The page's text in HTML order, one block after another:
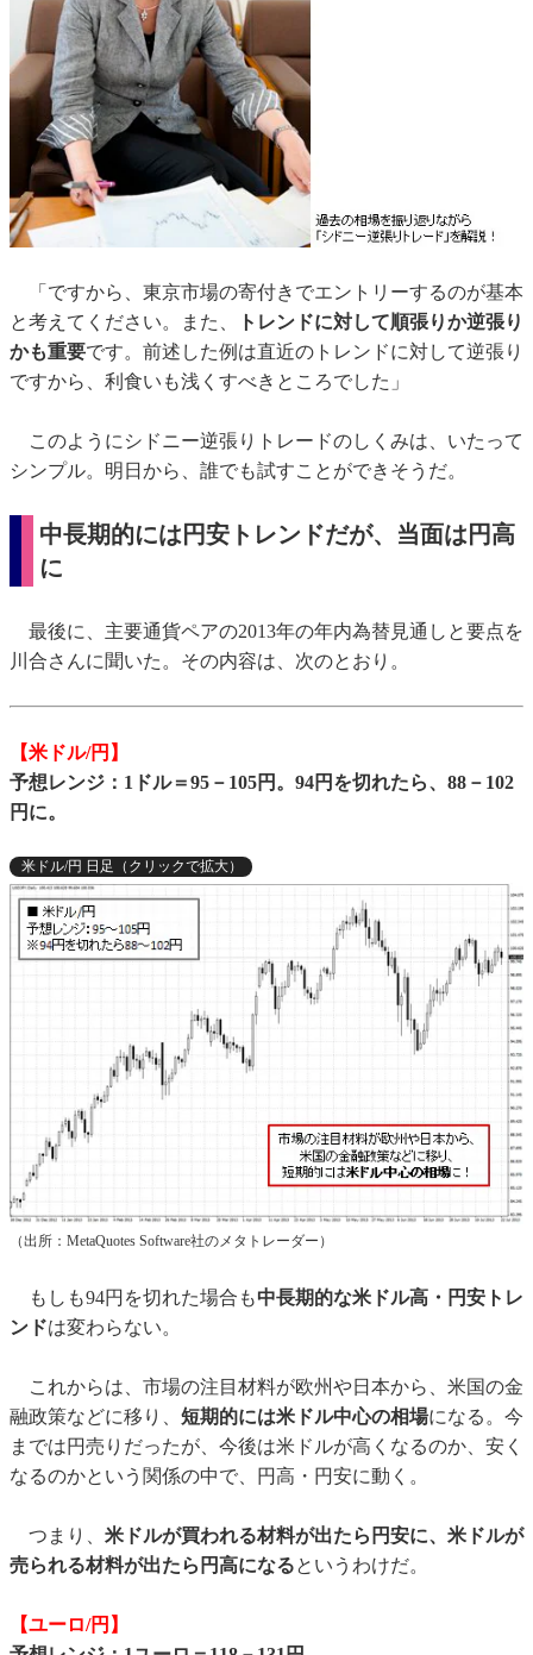
「ですから、東京市場の寄付きでエントリーするのが基本
と考えてください。また、
トレンドに対して順張りか逆張り
かも重要です。前述した例は直近のトレンドに対して逆張り
ですから、利食いも浅くすべきところでした」
このようにシドニー逆張りトレードのしくみは、いたって
シンプル。明日から、誰でも試すことができそうだ。
中長期的には円安トレンドだが、当面は円高
に
最後に、主要通貨ペアの2013年の年内為替見通しと要点を
川合さんに聞いた。その内容は、次のとおり。
【米ドル/円】
予想レンジ：1ドル＝95－105円。94円を切れたら、88－102
円に。
米ドル/円 日足（クリックで拡大）
（出所：MetaQuotes Software社のメタトレーダー）
もしも94円を切れた場合も中長期的な米ドル高・円安トレ
ンドは変わらない。
これからは、市場の注目材料が欧州や日本から、米国の金
融政策などに移り、 短期的には米ドル中心の相場になる。今
までは円売りだったが、今後は米ドルが高くなるのか、安く
なるのかという関係の中で、円高・円安に動く。
つまり、 米ドルが買われる材料が出たら円安に、米ドルが
売られる材料が出たら円高になるというわけだ。
【ユーロ/円】